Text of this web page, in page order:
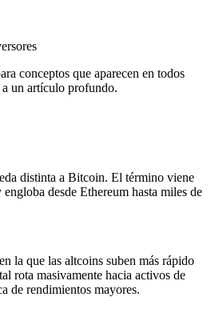
conceptos que aparecen en todos
un artículo profundo.
distinta a Bitcoin. El término viene
desde Ethereum hasta miles de
la que las altcoins suben más rápido
rota masivamente hacia activos de
de rendimientos mayores.